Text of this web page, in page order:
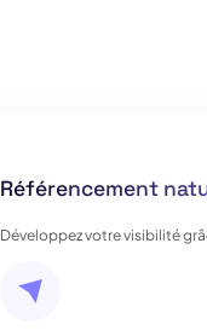
Référencement
Développez votre visibilité